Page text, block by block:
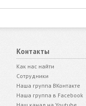
Контакты
Как нас найти
Сотрудники
Наша группа ВКонтакте
Наша группа в Facebook